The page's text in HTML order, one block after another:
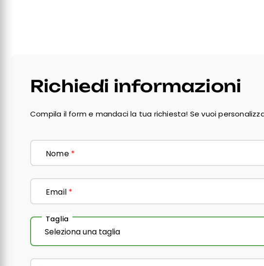
Richiedi informazioni
Compila il form e mandaci la tua richiesta! Se vuoi
Nome *
Email *
Taglia